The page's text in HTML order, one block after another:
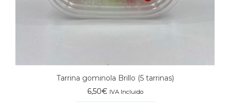
Tarrina gominola Brillo (5 tarrinas)
6,50€ IVA Incluido